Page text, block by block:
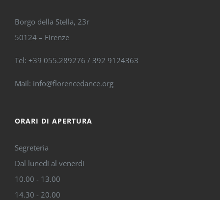
Borgo della Stella, 23r
50124 – Firenze
Tel: +39 055.289276 / 392 9124363
Mail: info@florencedance.org
ORARI DI APERTURA
Segreteria
Dal lunedì al venerdì
10.00 - 13.00
14.30 - 20.00